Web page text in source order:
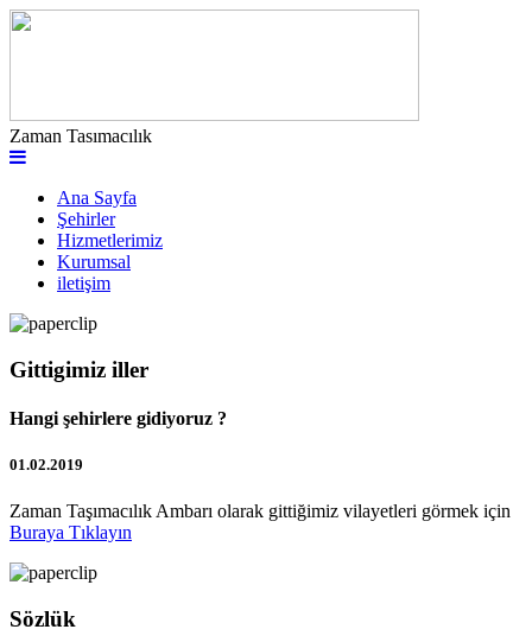
Zaman Tasımacılık
Ana Sayfa
Şehirler
Hizmetlerimiz
Kurumsal
iletişim
Gittigimiz iller
Hangi şehirlere gidiyoruz ?
01.02.2019
Zaman Taşımacılık Ambarı olarak gittiğimiz vilayetleri görmek için
Buraya Tıklayın
Sözlük